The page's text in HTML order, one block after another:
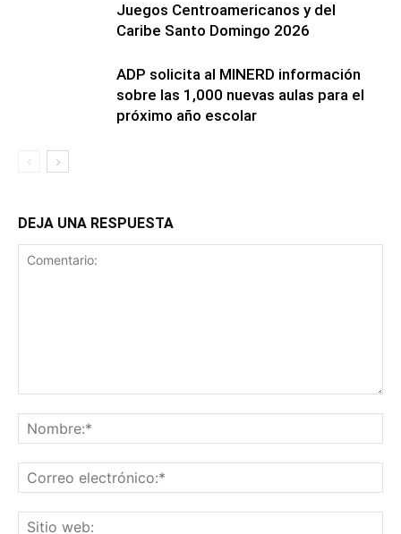
Juegos Centroamericanos y del
Caribe Santo Domingo 2026
ADP solicita al MINERD información
sobre las 1,000 nuevas aulas para el
próximo año escolar
DEJA UNA RESPUESTA